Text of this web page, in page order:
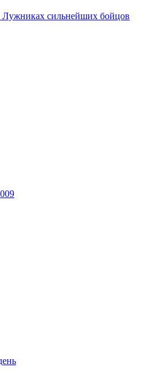
Лужниках сильнейших бойцов